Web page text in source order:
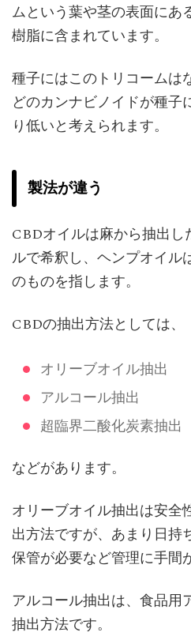
ムという葉や茎の表面にあ
樹脂に含まれています。
種子にはこのトリコームは
どのカンナビノイドが種子
り低いと考えられます。
製法が違う
CBDオイルは麻から抽出し
ルで希釈し、ヘンプオイル
のものを指します。
CBDの抽出方法としては、
オリーブオイル抽出
アルコール抽出
超臨界二酸化炭素抽出
などがあります。
オリーブオイル抽出は安全
出方法ですが、あまり日持
保管が必要など管理に手間
アルコール抽出は、食品用
抽出方法です。